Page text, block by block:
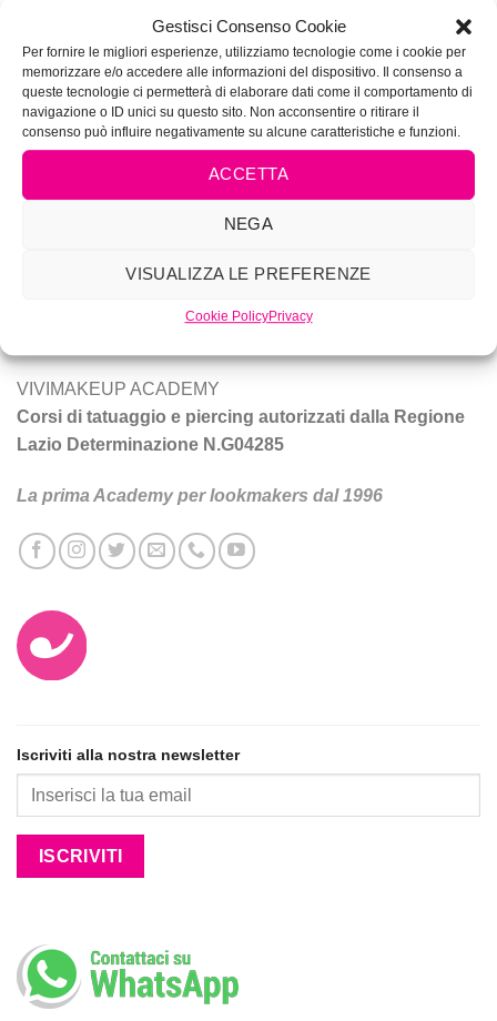
Gestisci Consenso Cookie
Per fornire le migliori esperienze, utilizziamo tecnologie come i cookie per
memorizzare e/o accedere alle informazioni del dispositivo. Il consenso a
queste tecnologie ci permetterà di elaborare dati come il comportamento di
navigazione o ID unici su questo sito. Non acconsentire o ritirare il
consenso può influire negativamente su alcune caratteristiche e funzioni.
ACCETTA
NEGA
VISUALIZZA LE PREFERENZE
Cookie PolicyPrivacy
Prodotti per MakeUp
piercing a Roma.
Tecniche e prodotti per ottenere un trucco da star.
VIVIMAKEUP ACADEMY
Corsi di tatuaggio e piercing autorizzati dalla Regione
Lazio Determinazione N.G04285
La prima Academy per lookmakers dal 1996
Iscriviti alla nostra newsletter